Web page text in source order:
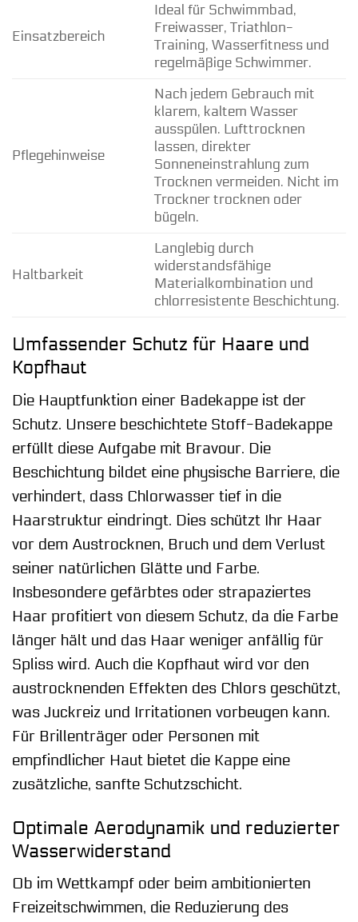
Einsatzbereich
Ideal für Schwimmbad,
Freiwasser, Triathlon-
Training, Wasserfitness und
regelmäßige Schwimmer.
Pflegehinweise
Nach jedem Gebrauch mit
klarem, kaltem Wasser
ausspülen. Lufttrocknen
lassen, direkter
Sonneneinstrahlung zum
Trocknen vermeiden. Nicht im
Trockner trocknen oder
bügeln.
Haltbarkeit
Langlebig durch
widerstandsfähige
Materialkombination und
chlorresistente Beschichtung.
Umfassender Schutz für Haare und
Kopfhaut
Die Hauptfunktion einer Badekappe ist der
Schutz. Unsere beschichtete Stoff-Badekappe
erfüllt diese Aufgabe mit Bravour. Die
Beschichtung bildet eine physische Barriere, die
verhindert, dass Chlorwasser tief in die
Haarstruktur eindringt. Dies schützt Ihr Haar
vor dem Austrocknen, Bruch und dem Verlust
seiner natürlichen Glätte und Farbe.
Insbesondere gefärbtes oder strapaziertes
Haar profitiert von diesem Schutz, da die Farbe
länger hält und das Haar weniger anfällig für
Spliss wird. Auch die Kopfhaut wird vor den
austrocknenden Effekten des Chlors geschützt,
was Juckreiz und Irritationen vorbeugen kann.
Für Brillenträger oder Personen mit
empfindlicher Haut bietet die Kappe eine
zusätzliche, sanfte Schutzschicht.
Optimale Aerodynamik und reduzierter
Wasserwiderstand
Ob im Wettkampf oder beim ambitionierten
Freizeitschwimmen, die Reduzierung des